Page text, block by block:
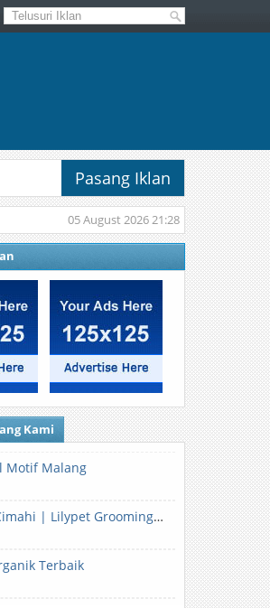
Pasang Iklan
05 August 2026 21:28
Kami
Motif Malang
Grooming Kucing & Anjing Cimahi | Lilypet Grooming & Pet Hotel
Terbaik